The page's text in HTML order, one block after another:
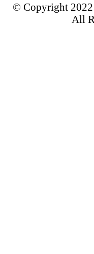
© Copyright
All